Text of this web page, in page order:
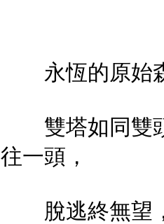
永恆的原始森
雙塔如同雙頭
往一頭，
脫逃終無望，